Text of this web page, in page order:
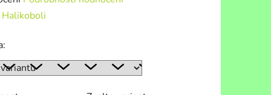
Halikoboli